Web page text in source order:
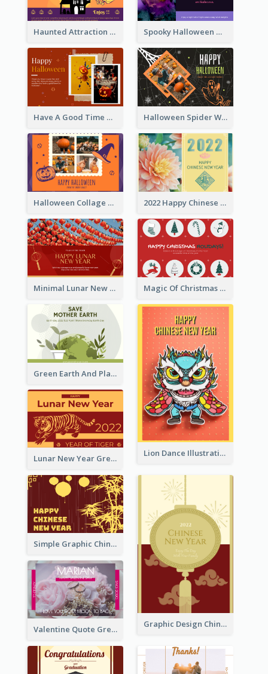
Haunted Attraction Themed Halloween Card Spooky Halloween Greeting Card
Have A Good Time This Halloween Greeting Card Halloween Spider Web Greeting Card
Halloween Collage Greeting Card 2022 Happy Chinese New Year Flower Photo Greeting Card
Minimal Lunar New Year Celebration Greeting Card Magic Of Christmas Holidays Greeting Card
Green Earth And Plants Illustrations Greeting Card
Lion Dance Illustration Photo Greeting Card
Lunar New Year Greeting Card With Tiger Illustration
Simple Graphic Chinese New Year In Red And Yellow
Graphic Design Chinese New Year Greeting Card With Decorations
Valentine Quote Greeting Card